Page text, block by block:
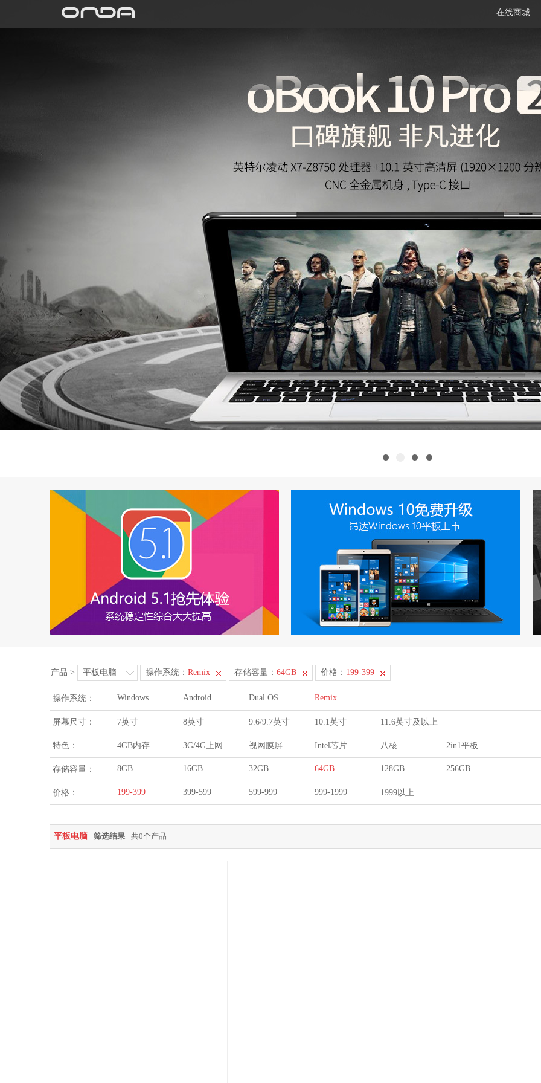
在线商城
笔记本 平板电脑 一体机
产品 > 平板电脑 操作系统： Remix 存储容量： 64GB 价格： 199-399
操作系统： Windows Android Dual OS Remix
屏幕尺寸： 7英寸 8英寸 9.6/9.7英寸 10.1英寸 11.6英寸及以上
特色： 4GB内存 3G/4G上网 视网膜屏 Intel芯片 八核 2in1平板
存储容量： 8GB 16GB 32GB 64GB 128GB 256GB
价格： 199-399 399-599 599-999 999-1999 1999以上
平板电脑 筛选结果 共0个产品